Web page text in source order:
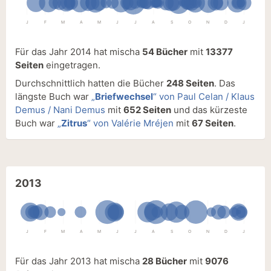
J F M A M J J A S O N D J
Für das Jahr 2014 hat mischa 54 Bücher mit 13377
Seiten eingetragen.
Durchschnittlich hatten die Bücher 248 Seiten. Das
längste Buch war „Briefwechsel“ von Paul Celan / Klaus
Demus / Nani Demus mit 652 Seiten und das kürzeste
Buch war „Zitrus“ von Valérie Mréjen mit 67 Seiten.
2013
J F M A M J J A S O N D J
Für das Jahr 2013 hat mischa 28 Bücher mit 9076